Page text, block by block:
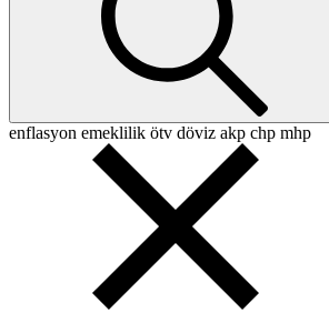
enflasyon emeklilik ötv döviz akp chp mhp